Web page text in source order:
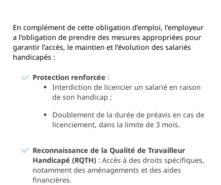
En complément de cette obligation d’emploi, l’employeur
a l’obligation de prendre des mesures appropriées pour
garantir l’accès, le maintien et l’évolution des salariés
handicapés :
Protection renforcée :
Interdiction de licencier un salarié en raison
de son handicap ;
Doublement de la durée de préavis en cas de
licenciement, dans la limite de 3 mois.
Reconnaissance de la Qualité de Travailleur
Handicapé (RQTH): Accès à des droits spécifiques,
notamment des aménagements et des aides
financières.